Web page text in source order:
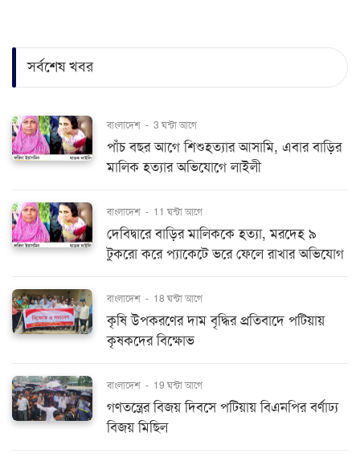
সর্বশেষ খবর
বাংলাদেশ - 3 ঘন্টা আগে
পাঁচ বছর আগে শিশুহত্যার আসামি, এবার বাড়ির
মালিক হত্যার অভিযোগে লাইলী
বাংলাদেশ - 11 ঘন্টা আগে
দেবিদ্বারে বাড়ির মালিককে হত্যা, মরদেহ ৯
টুকরো করে প্যাকেটে ভরে ফেলে রাখার অভিযোগ
বাংলাদেশ - 18 ঘন্টা আগে
কৃষি উপকরণের দাম বৃদ্ধির প্রতিবাদে পটিয়ায়
কৃষকদের বিক্ষোভ
বাংলাদেশ - 19 ঘন্টা আগে
গণতন্ত্রের বিজয় দিবসে পটিয়ায় বিএনপির বর্ণাঢ্য
বিজয় মিছিল